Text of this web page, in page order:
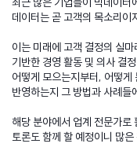
데이터는 곧 고객의 목소리
이는 미래에 고객 결정의 실
기반한 경영 활동 및 의사 결
어떻게 모으는지부터, 어떻
반영하는지 그 방법과 사례들
해당 분야에서 업계 전문가로
토론도 함께 할 예정이니 많